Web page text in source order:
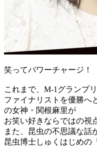
笑ってパワーチャージ！
これまで、M-1グランプ
ファイナリストを優勝へ
の女神・関根麻里が
お笑い好きならではの視
また、昆虫の不思議な話
昆虫博士しゅくはじめの